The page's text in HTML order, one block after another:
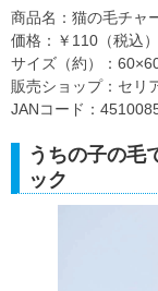
商品名：猫の毛チャ
価格：￥110（税込）
サイズ（約）：
販売ショップ：セリ
JANコード：
うちの子の毛
ック